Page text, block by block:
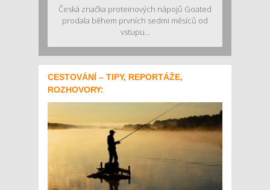
Česká značka proteinových nápojů Goated
prodala během prvních sedmi měsíců od
vstupu...
CESTOVÁNÍ – TIPY, REPORTÁŽE,
ROZHOVORY: